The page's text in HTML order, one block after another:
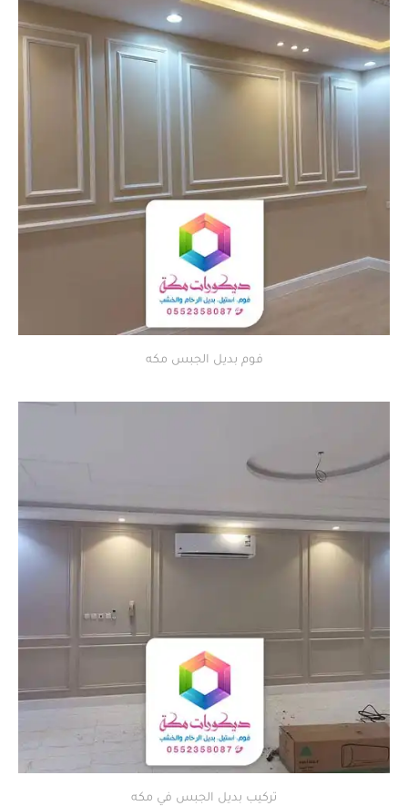
فوم بديل الجبس مكه
تركيب بديل الجبس في مكه